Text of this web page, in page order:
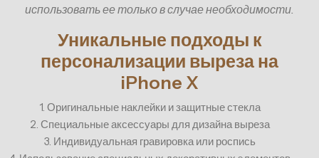
использовать ее только в случае необходимости.
Уникальные подходы к
персонализации выреза на
iPhone X
1. Оригинальные наклейки и защитные стекла
2. Специальные аксессуары для дизайна выреза
3. Индивидуальная гравировка или роспись